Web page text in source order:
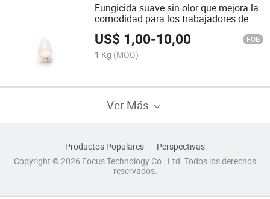
Fungicida suave sin olor que mejora la
comodidad para los trabajadores de
campo
US$ 1,00-10,00 FOB
1 Kg (MOQ)
Ver Más
Productos Populares
Perspectivas
Copyright © 2026 Focus Technology Co., Ltd. Todos los derechos
reservados.